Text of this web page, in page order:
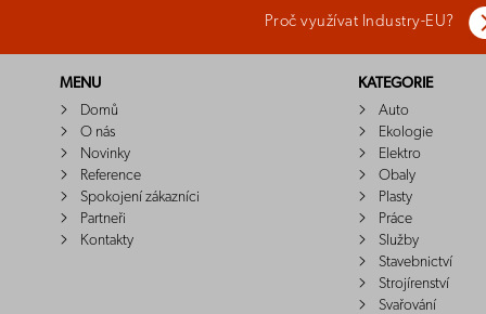
Proč využívat Industry-EU?
MENU
Domů
O nás
Novinky
Reference
Spokojení zákazníci
Partneři
Kontakty
KATEGORIE
Auto
Ekologie
Elektro
Obaly
Plasty
Práce
Služby
Stavebnictví
Strojírenství
Svařování